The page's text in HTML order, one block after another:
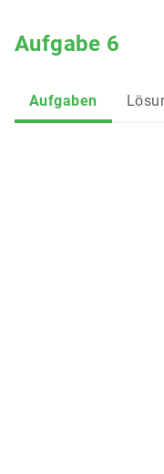
Aufgabe 6
Aufgaben